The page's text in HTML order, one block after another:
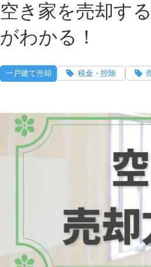
空き家を売却す
がわかる！
一戸建て売却 税金・控除